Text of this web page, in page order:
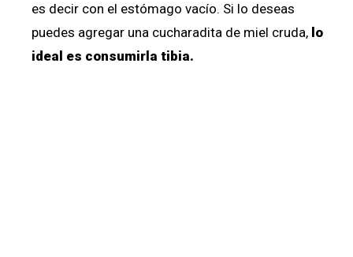
es decir con el estómago vacío. Si lo deseas
puedes agregar una cucharadita de miel cruda, lo
ideal es consumirla tibia.